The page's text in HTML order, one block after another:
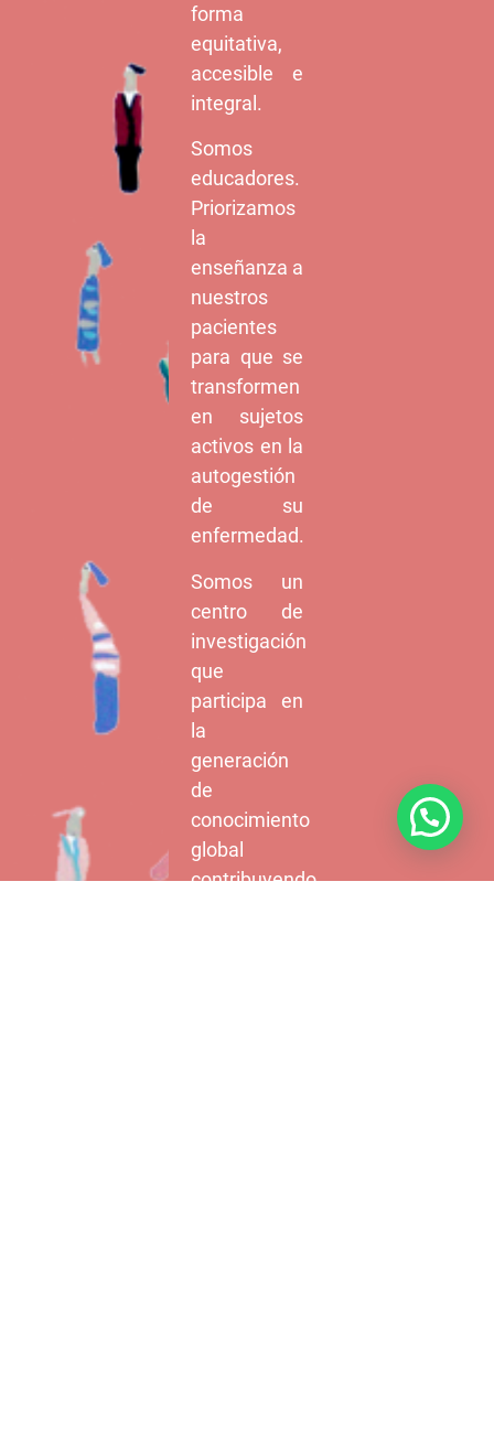
forma
equitativa,
accesible e
integral.
Somos
educadores.
Priorizamos
la
enseñanza a
nuestros
pacientes
para que se
transformen
en sujetos
activos en la
autogestión
de su
enfermedad.
Somos un
centro de
investigación
que
participa en
la
generación
de
conocimiento
global
contribuyendo